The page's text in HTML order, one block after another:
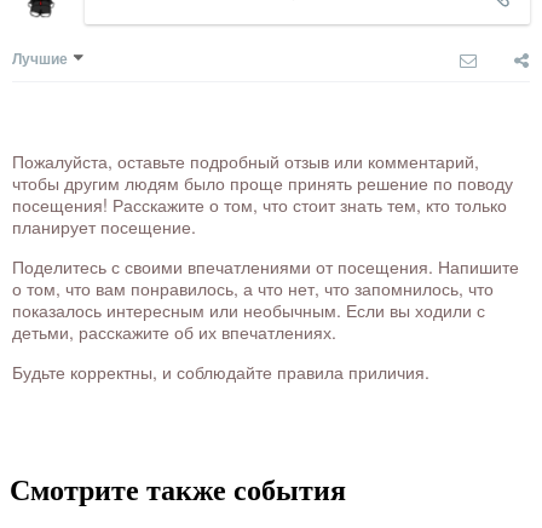
Лучшие
Пожалуйста, оставьте подробный отзыв или комментарий,
чтобы другим людям было проще принять решение по поводу
посещения! Расскажите о том, что стоит знать тем, кто только
планирует посещение.
Поделитесь с своими впечатлениями от посещения. Напишите
о том, что вам понравилось, а что нет, что запомнилось, что
показалось интересным или необычным. Если вы ходили с
детьми, расскажите об их впечатлениях.
Будьте корректны, и соблюдайте правила приличия.
Смотрите также события